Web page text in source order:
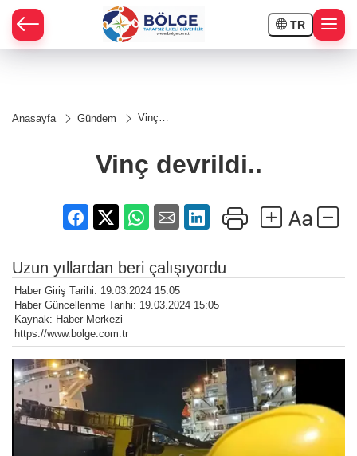
TR
Anasayfa Gündem
Vinç
Vinç devrildi..
Uzun yıllardan beri çalışıyordu
Haber Giriş Tarihi: 19.03.2024 15:05
Haber Güncellenme Tarihi: 19.03.2024 15:05
Kaynak: Haber Merkezi
https://www.bolge.com.tr